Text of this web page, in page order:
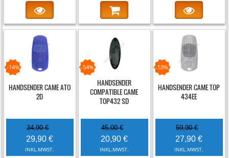
-14%
HANDSENDER CAME ATO
2D
34,90 €
29,90 €
INKL.MWST.
-54%
HANDSENDER
COMPATIBLE CAME
TOP432 SD
45,00 €
20,90 €
INKL.MWST.
-53%
HANDSENDER CAME TOP
434EE
59,90 €
27,90 €
INKL.MWST.